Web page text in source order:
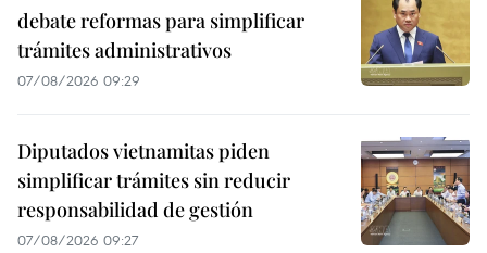
debate reformas para simplificar
trámites administrativos
07/08/2026 09:29
Diputados vietnamitas piden
simplificar trámites sin reducir
responsabilidad de gestión
07/08/2026 09:27